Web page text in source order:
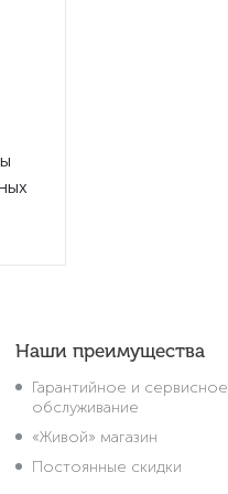
Наши преимущества
Гарантийное и сервисное
обслуживание
«Живой» магазин
Постоянные скидки